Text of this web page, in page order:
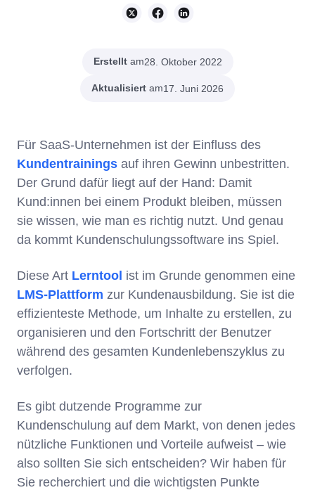
Erstelltam28. Oktober 2022
Aktualisiert am17. Juni 2026
Für SaaS-Unternehmen ist der Einfluss des
Kundentrainings auf ihren Gewinn unbestritten.
Der Grund dafür liegt auf der Hand: Damit
Kund:innen bei einem Produkt bleiben, müssen
sie wissen, wie man es richtig nutzt. Und genau
da kommt Kundenschulungssoftware ins Spiel.
Diese Art Lerntool ist im Grunde genommen eine
LMS-Plattform zur Kundenausbildung. Sie ist die
effizienteste Methode, um Inhalte zu erstellen, zu
organisieren und den Fortschritt der Benutzer
während des gesamten Kundenlebenszyklus zu
verfolgen.
Es gibt dutzende Programme zur
Kundenschulung auf dem Markt, von denen jedes
nützliche Funktionen und Vorteile aufweist – wie
also sollten Sie sich entscheiden? Wir haben für
Sie recherchiert und die wichtigsten Punkte